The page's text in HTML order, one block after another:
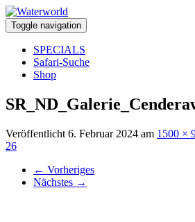
Toggle navigation
SPECIALS
Safari-Suche
Shop
Veröffentlicht 6. Februar 2024 am 1500 ×
26
← Vorheriges
Nächstes →